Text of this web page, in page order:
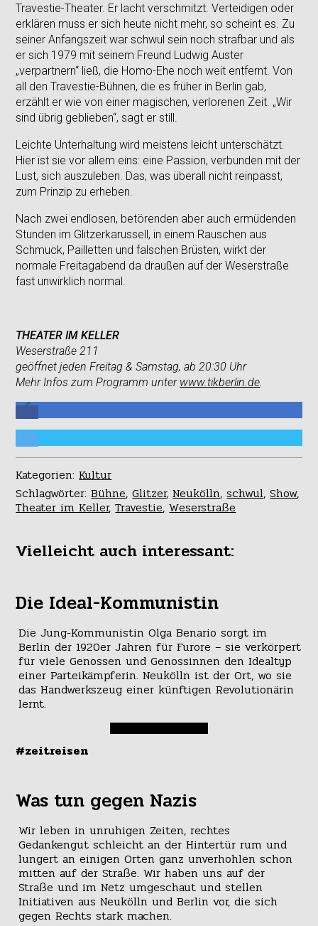
Travestie-Theater. Er lacht verschmitzt. Verteidigen oder
erklären muss er sich heute nicht mehr, so scheint es. Zu
seiner Anfangszeit war schwul sein noch strafbar und als
er sich 1979 mit seinem Freund Ludwig Auster
„verpartnern“ ließ, die Homo-Ehe noch weit entfernt. Von
all den Travestie-Bühnen, die es früher in Berlin gab,
erzählt er wie von einer magischen, verlorenen Zeit. „Wir
sind übrig geblieben“, sagt er still.
Leichte Unterhaltung wird meistens leicht unterschätzt.
Hier ist sie vor allem eins: eine Passion, verbunden mit der
Lust, sich auszuleben. Das, was überall nicht reinpasst,
zum Prinzip zu erheben.
Nach zwei endlosen, betörenden aber auch ermüdenden
Stunden im Glitzerkarussell, in einem Rauschen aus
Schmuck, Pailletten und falschen Brüsten, wirkt der
normale Freitagabend da draußen auf der Weserstraße
fast unwirklich normal.
THEATER IM KELLER
Weserstraße 211
geöffnet jeden Freitag & Samstag, ab 20:30 Uhr
Mehr Infos zum Programm unter www.tikberlin.de.
Kategorien:Kultur
Schlagwörter:Bühne,Glitzer,Neukölln,schwul,Show,
Theater im Keller,Travestie,Weserstraße
Vielleicht auch interessant:
Die Ideal-Kommunistin
Die Jung-Kommunistin Olga Benario sorgt im
Berlin der 1920er Jahren für Furore – sie verkörpert
für viele Genossen und Genossinnen den Idealtyp
einer Parteikämpferin. Neukölln ist der Ort, wo sie
das Handwerkszeug einer künftigen Revolutionärin
lernt.
#zeitreisen
Was tun gegen Nazis
Wir leben in unruhigen Zeiten, rechtes
Gedankengut schleicht an der Hintertür rum und
lungert an einigen Orten ganz unverhohlen schon
mitten auf der Straße. Wir haben uns auf der
Straße und im Netz umgeschaut und stellen
Initiativen aus Neukölln und Berlin vor, die sich
gegen Rechts stark machen.